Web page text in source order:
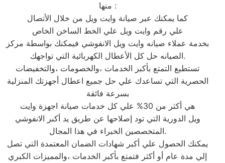
منها :
كما يمكنك عبر صيانة وايت ويل من خلال الأتصال
علي رقم وايت ويل علي الخط الساخن الخاص
بخدمة عملاء صيانه وايت ويل الانفوشي فيمكنك بواسطة مركز
الصيانه حل كل الأعطال الكهربائية التي تواجهك.
تستطيع التمتع بأكبر الخدمات ،والخصومات ،والتخفيضات
الحصرية التي تساعدك علي حل جميع اعطال أجهزتك المنزلية
بسرعة فائقة
هي أكثر من 30% علي كل خدمات صيانة اجهزة وايت
ويل الدورية التي تود إصلاحها عن طريق يد أكبر الانفوشي
المتخصصين الخبراء في هذا المجال.
يمكنك الحصول علي أكبر شهادات الضمان المعتمدة التي تصل
إلي مدة عام أو أكثر فتمتع بأكبر الخدمات ،والمميزات الكبري